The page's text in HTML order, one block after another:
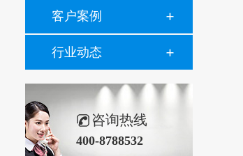
客户案例
行业动态
咨询热线
400-8788532